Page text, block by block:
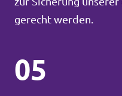
gerecht werden.
05